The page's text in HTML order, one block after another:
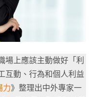
場上應該主動做好「利
互動、行為和個人利益
力》整理出中外專家一